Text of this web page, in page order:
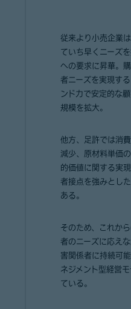
従来より小売企業
ていち早くニーズ
への要求に昇華。
者ニーズを実現す
ンド力で安定的な
規模を拡大。
他方、足許では消
減少、原材料単価
的価値に関する実
者接点を強みとし
ある。
そのため、これか
者のニーズに応え
害関係者に持続可
ネジメント型経営
ている。